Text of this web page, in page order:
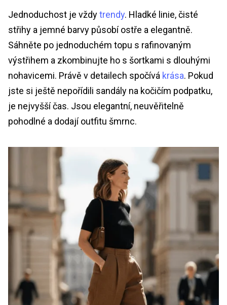
Jednoduchost je vždytrendy. Hladké linie, čisté
střihy a jemné barvy působí ostře a elegantně.
Sáhněte po jednoduchém topu s rafinovaným
výstřihem a zkombinujte ho s šortkami s dlouhými
nohavicemi. Právě v detailech spočívá krása. Pokud
jste si ještě nepořídili sandály na kočičím podpatku,
je nejvyšší čas. Jsou elegantní, neuvěřitelně
pohodlné a dodají outfitu šmrnc.